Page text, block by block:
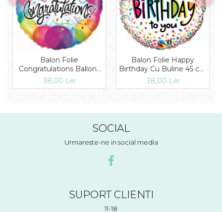
Balon Folie
Congratulations Ballons
45 cm 1 buc DB33360
38,00 Lei
Balon Folie Happy
Birthday Cu Buline 45 cm
1 buc DB28126
38,00 Lei
SOCIAL
Urmareste-ne in social media
SUPORT CLIENTI
11-18